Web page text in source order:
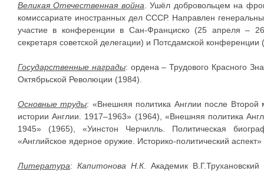
Великая Отечественная война . Ушёл добровольцем на
комиссариате иностранных дел СССР. Направлен
участие в конференции в Сан-Франциско (25 апреля –
секретаря советской делегации) и Потсдамской конференции
Государственные награды: ордена – Трудового Красного
Октябрьской Революции (1984).
Основные труды: «Внешняя политика Англии после
истории Англии. 1917–1963» (1964), «Внешняя политика
1945» (1965), «Уинстон Черчилль. Политическая
«Английское ядерное оружие. Историко-политический
Литература: Капитонова Н.К. Академик